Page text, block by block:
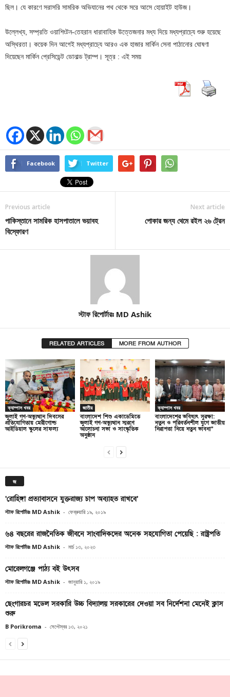
ছিল। যে কারণে সরাসরি সামরিক অভিযানের পথ থেকে সরে আসে হোয়াইট হাউজ।
উল্লেখ্য, সম্প্রতি ওয়াশিংটন-তেহরান ধারাবাহিক উত্তেজনার মধ্য দিয়ে মধ্যপ্রাচ্যে শুরু হয়েছে
অস্থিরতা। কয়েক দিন আগেই মধ্যপ্রাচ্যে আরও এক হাজার মার্কিন সেনা পাঠানোর ঘোষণা
দিয়েছেন মার্কিন প্রেসিডেন্ট ডোনাল্ড ট্রাম্প। সূত্র : এই সময়
Facebook Twitter
Previous article
পাকিস্তানে সামরিক হাসপাতালে ভয়াবহ
বিস্ফোরণ
Next article
পোকার জন্য থেমে রইল ২৬ ট্রেন
স্টাফ রিপোর্টারঃ MD Ashik
RELATED ARTICLES MORE FROM AUTHOR
ক্যাম্পাস খবর
জুলাই গণ-অভ্যুত্থান দিবসের
প্রতিযোগিতায় মেরীগোল্ড
আইডিয়াল স্কুলের সাফল্য
জাতীয়
বাংলাদেশ শিশু একাডেমিতে
জুলাই গণ-অভ্যুত্থান স্মরণে
আলোচনা সভা ও সাংস্কৃতিক
অনুষ্ঠান
ক্যাম্পাস খবর
বাংলাদেশের ভবিষ্যৎ সুরক্ষা:
নতুন ও পরিবর্তনশীল যুগে জাতীয়
নিরাপত্তা নিয়ে নতুন ভাবনা”
জ
‘রোহিঙ্গা প্রত্যাবাসনে যুক্তরাজ্য চাপ অব্যাহত রাখবে’
স্টাফ রিপোর্টারঃ MD Ashik - ফেব্রুয়ারি ১৯, ২০১৯
৬৪ বছরের রাজনৈতিক জীবনে সাংবাদিকদের অনেক সহযোগিতা পেয়েছি : রাষ্ট্রপতি
স্টাফ রিপোর্টারঃ MD Ashik - মার্চ ১৩, ২০২৩
মোরেলগঞ্জে পাঠ্য বই উৎসব
স্টাফ রিপোর্টারঃ MD Ashik - জানুয়ারি ১, ২০১৯
ছেংগারচর মডেল সরকারি উচ্চ বিদ্যালয় সরকারের দেওয়া সব নির্দেশনা মেনেই ক্লাস
শুরু
B Porikroma - সেপ্টেম্বর ১৩, ২০২১